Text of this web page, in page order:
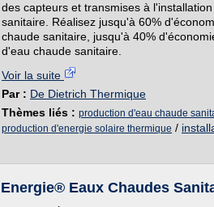
des capteurs et transmises à
sanitaire. Réalisez jusqu'à 60%
chaude sanitaire, jusqu'à 40%
d'eau chaude sanitaire.
Voir la suite
Par : De Dietrich Thermique
Thèmes liés : production d'eau chaude
production d'energie solaire thermique /
Energie® Eaux Chaudes